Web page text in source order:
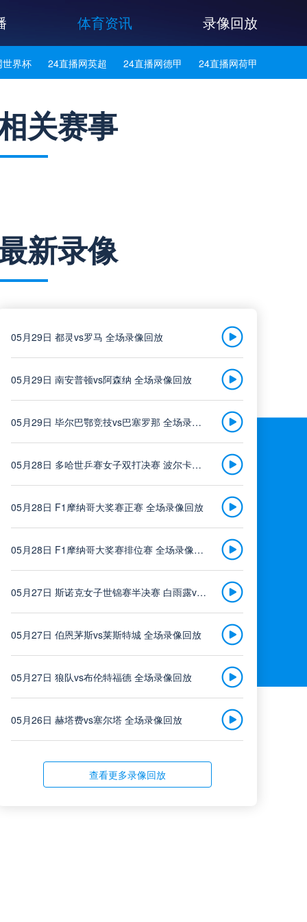
体育资讯 录像回放
界杯 24直播网英超 24直播网德甲 24直播网荷甲
西乙 24直播网英冠 24直播网日职乙
网冰岛超 24直播网挪超
士超 24直播网苏超
关赛事
新录像
05月29日 都灵vs罗马 全场录像回放
05月29日 南安普顿vs阿森纳 全场录像回放
05月29日 毕尔巴鄂竞技vs巴塞罗那 全场录像回放
05月28日 多哈世乒赛女子双打决赛 波尔卡诺娃/斯佐科斯vs王曼昱/蒯曼 全场录像回放
05月28日 F1摩纳哥大奖赛正赛 全场录像回放
05月28日 F1摩纳哥大奖赛排位赛 全场录像回放
05月27日 斯诺克女子世锦赛半决赛 白雨露vs夏雨滢 全场录像回放
05月27日 伯恩茅斯vs莱斯特城 全场录像回放
05月27日 狼队vs布伦特福德 全场录像回放
05月26日 赫塔费vs塞尔塔 全场录像回放
05月26日 西班牙人vs拉斯帕尔马斯 全场录像回放
查看更多录像回放